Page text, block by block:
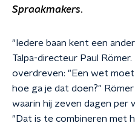
Spraakmakers.
"Iedere baan kent een
Talpa-directeur Paul
overdreven: "Een wet moet
hoe ga je dat doen?"
waarin hij zeven dagen per
"Dat is te combineren met